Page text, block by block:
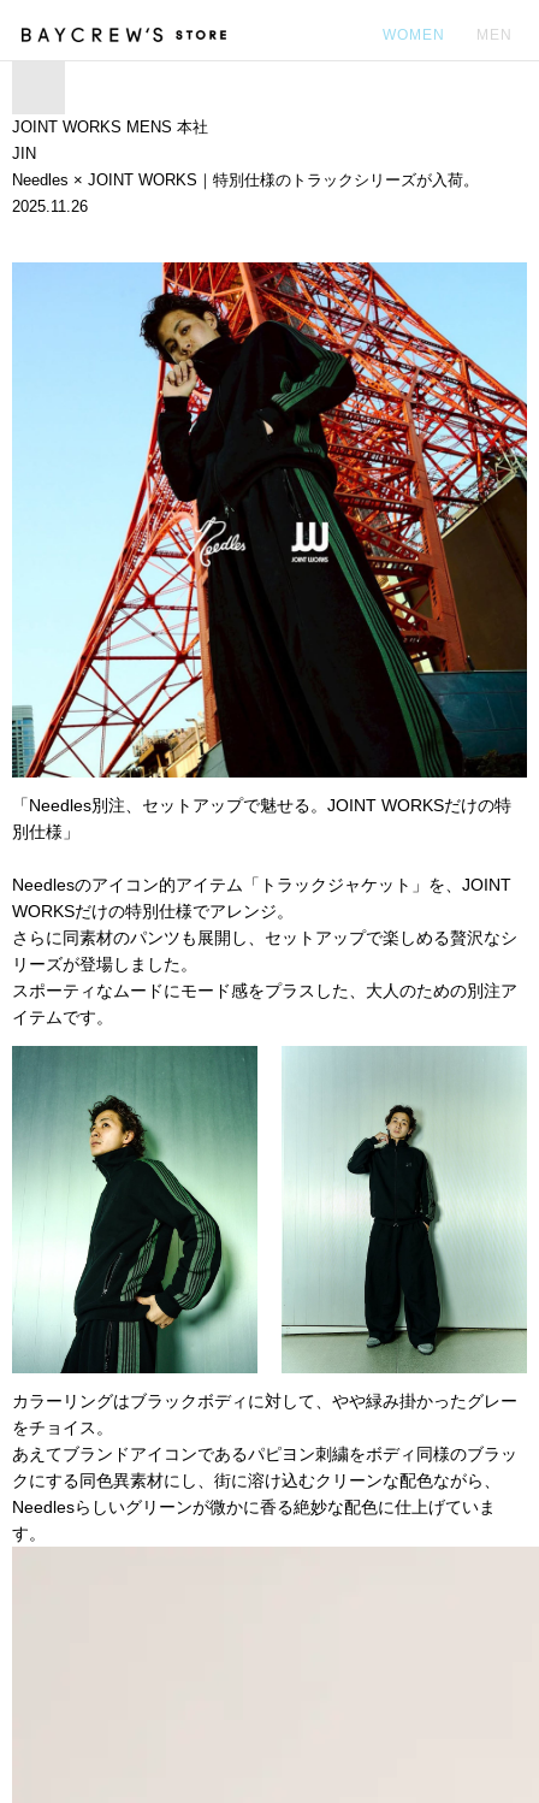
WOMEN MEN
JOINT WORKS MENS 本社
JIN
Needles × JOINT WORKS｜特別仕様のトラックシリーズが入荷。
2025.11.26
「Needles別注、セットアップで魅せる。JOINT WORKSだけの特
別仕様」
Needlesのアイコン的アイテム「トラックジャケット」を、JOINT
WORKSだけの特別仕様でアレンジ。
さらに同素材のパンツも展開し、セットアップで楽しめる贅沢なシ
リーズが登場しました。
スポーティなムードにモード感をプラスした、大人のための別注ア
イテムです。
カラーリングはブラックボディに対して、やや緑み掛かったグレー
をチョイス。
あえてブランドアイコンであるパピヨン刺繍をボディ同様のブラッ
クにする同色異素材にし、街に溶け込むクリーンな配色ながら、
Needlesらしいグリーンが微かに香る絶妙な配色に仕上げていま
す。